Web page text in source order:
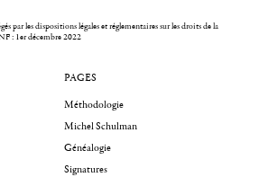
par les dispositions légales et réglementaires sur les droits de la
: 1er décembre 2022
PAGES
Méthodologie
Michel Schulman
Généalogie
Signatures